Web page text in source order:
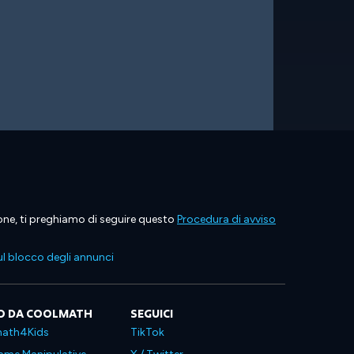
ti preghiamo di seguire questo Procedura di avviso
blocco degli annunci
DA COOLMATH SEGUICI
TikTok